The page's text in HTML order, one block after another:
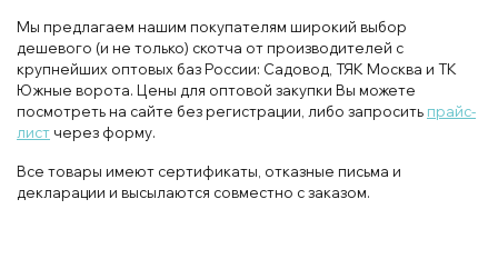
Мы предлагаем нашим покупателям широкий выбор
дешевого (и не только) скотча от производителей с
крупнейших оптовых баз России: Садовод, ТЯК Москва и ТК
Южные ворота. Цены для оптовой закупки Вы можете
посмотреть на сайте без регистрации, либо запросить прайс-
лист через форму.
Все товары имеют сертификаты, отказные письма и
декларации и высылаются совместно с заказом.